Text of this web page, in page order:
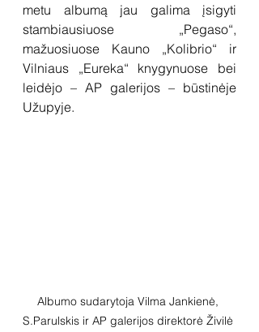
metu albumą jau galima įsigyti
stambiausiuose „Pegaso“,
mažuosiuose Kauno „Kolibrio“ ir
Vilniaus „Eureka“ knygynuose bei
leidėjo – AP galerijos – būstinėje
Užupyje.
Albumo sudarytoja Vilma Jankienė,
S.Parulskis ir AP galerijos direktorė Živilė